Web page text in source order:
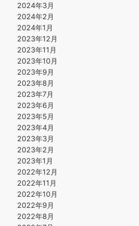
2024年3月
2024年2月
2024年1月
2023年12月
2023年11月
2023年10月
2023年9月
2023年8月
2023年7月
2023年6月
2023年5月
2023年4月
2023年3月
2023年2月
2023年1月
2022年12月
2022年11月
2022年10月
2022年9月
2022年8月